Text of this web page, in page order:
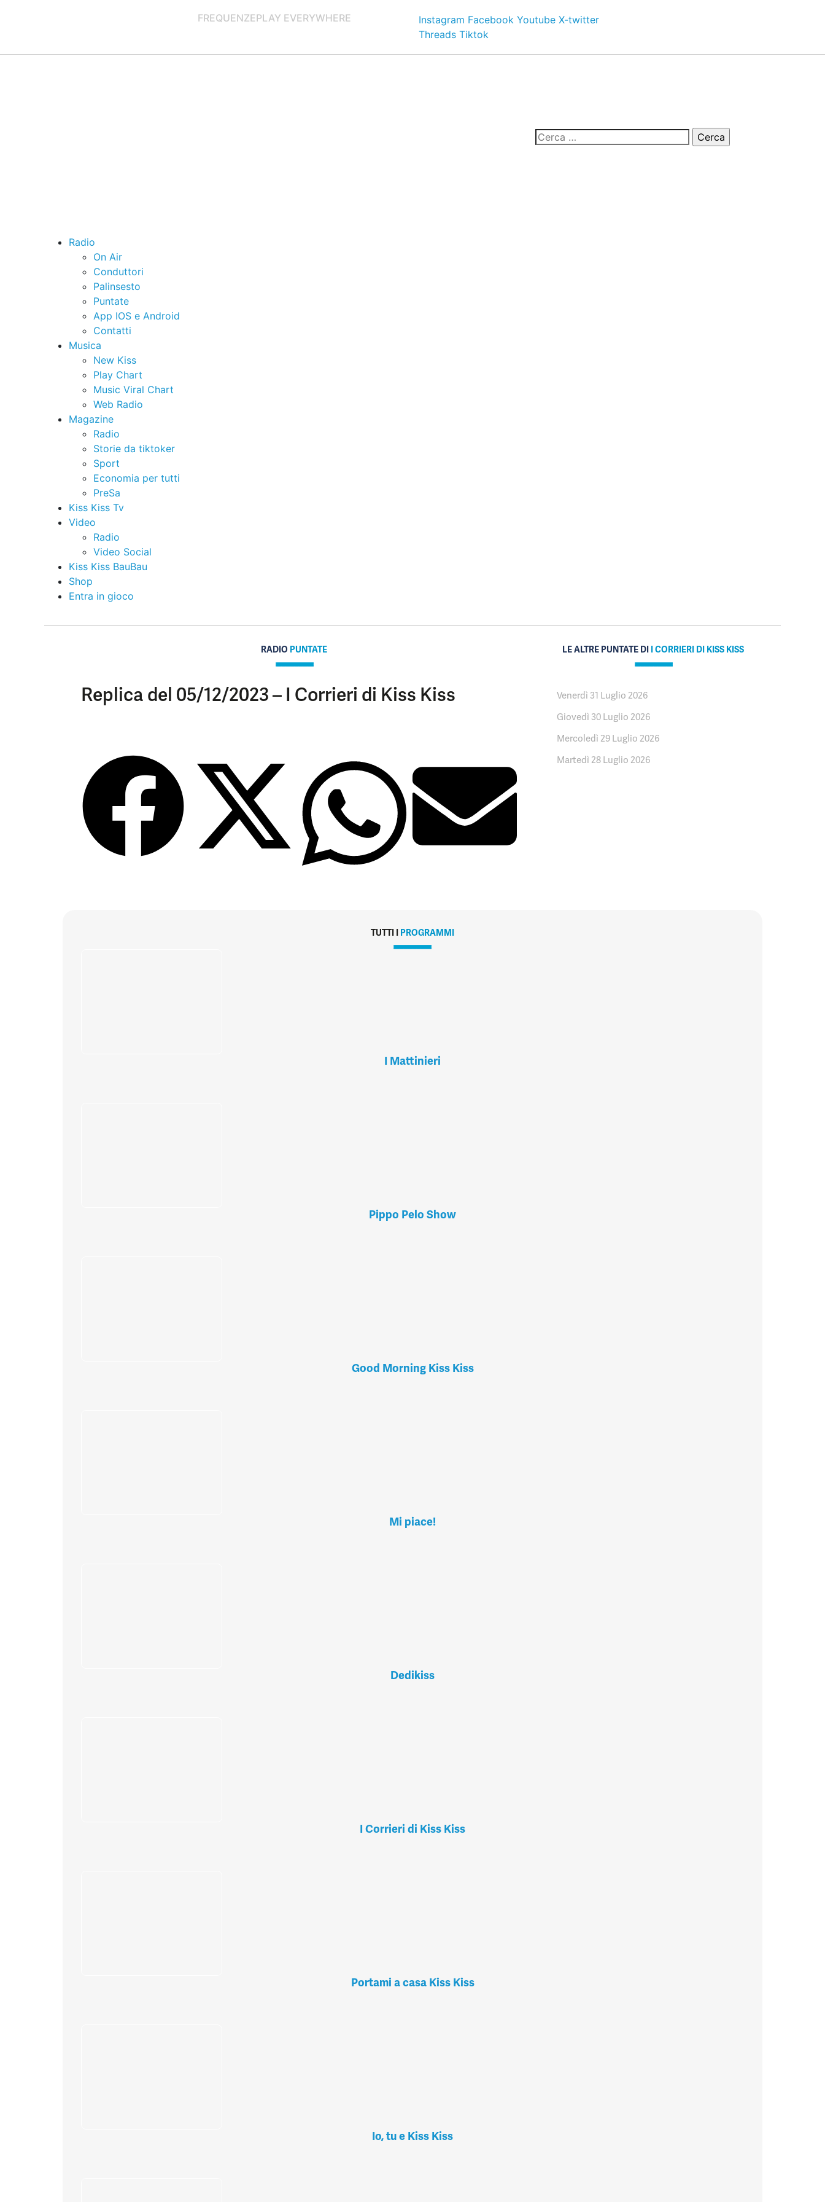
FREQUENZEPLAY EVERYWHERE Instagram Facebook Youtube X-twitter
Threads Tiktok
Radio
On Air
Conduttori
Palinsesto
Puntate
App IOS e Android
Contatti
Musica
New Kiss
Play Chart
Music Viral Chart
Web Radio
Magazine
Radio
Storie da tiktoker
Sport
Economia per tutti
PreSa
Kiss Kiss Tv
Video
Radio
Video Social
Kiss Kiss BauBau
Shop
Entra in gioco
RADIO PUNTATE
Replica del 05/12/2023 – I Corrieri di Kiss Kiss
LE ALTRE PUNTATE DI I CORRIERI DI KISS KISS
Venerdì 31 Luglio 2026
Giovedì 30 Luglio 2026
Mercoledì 29 Luglio 2026
Martedì 28 Luglio 2026
TUTTI I PROGRAMMI
I Mattinieri
Pippo Pelo Show
Good Morning Kiss Kiss
Mi piace!
Dedikiss
I Corrieri di Kiss Kiss
Portami a casa Kiss Kiss
Io, tu e Kiss Kiss